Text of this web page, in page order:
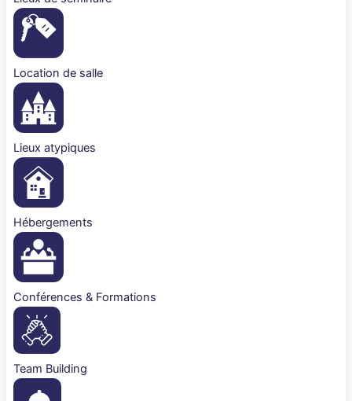
Location de salle
Lieux atypiques
Hébergements
Conférences & Formations
Team Building